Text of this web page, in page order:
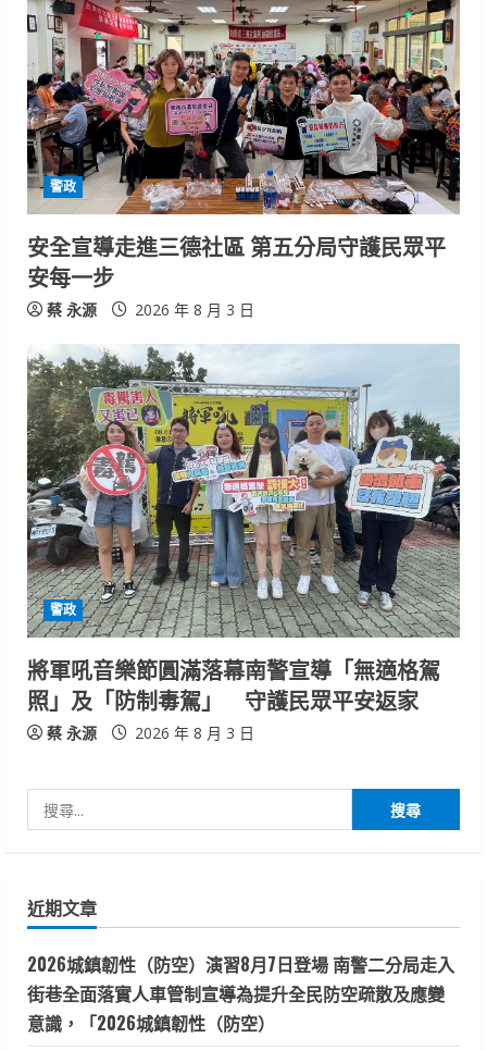
警政
安全宣導走進三德社區 第五分局守護民眾平
安每一步
蔡 永源 2026 年 8 月 3 日
警政
將軍吼音樂節圓滿落幕南警宣導「無適格駕
照」及「防制毒駕」 守護民眾平安返家
蔡 永源 2026 年 8 月 3 日
尋
字:
近期文章
2026城鎮韌性（防空）演習8月7日登場 南警二分局走入
街巷全面落實人車管制宣導為提升全民防空疏散及應變
意識，「2026城鎮韌性（防空）